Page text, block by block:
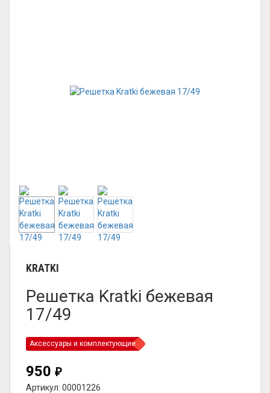
KRATKI
Решетка Kratki бежевая
17/49
Аксессуары и комплектующие
950 ₽
Артикул: 00001226